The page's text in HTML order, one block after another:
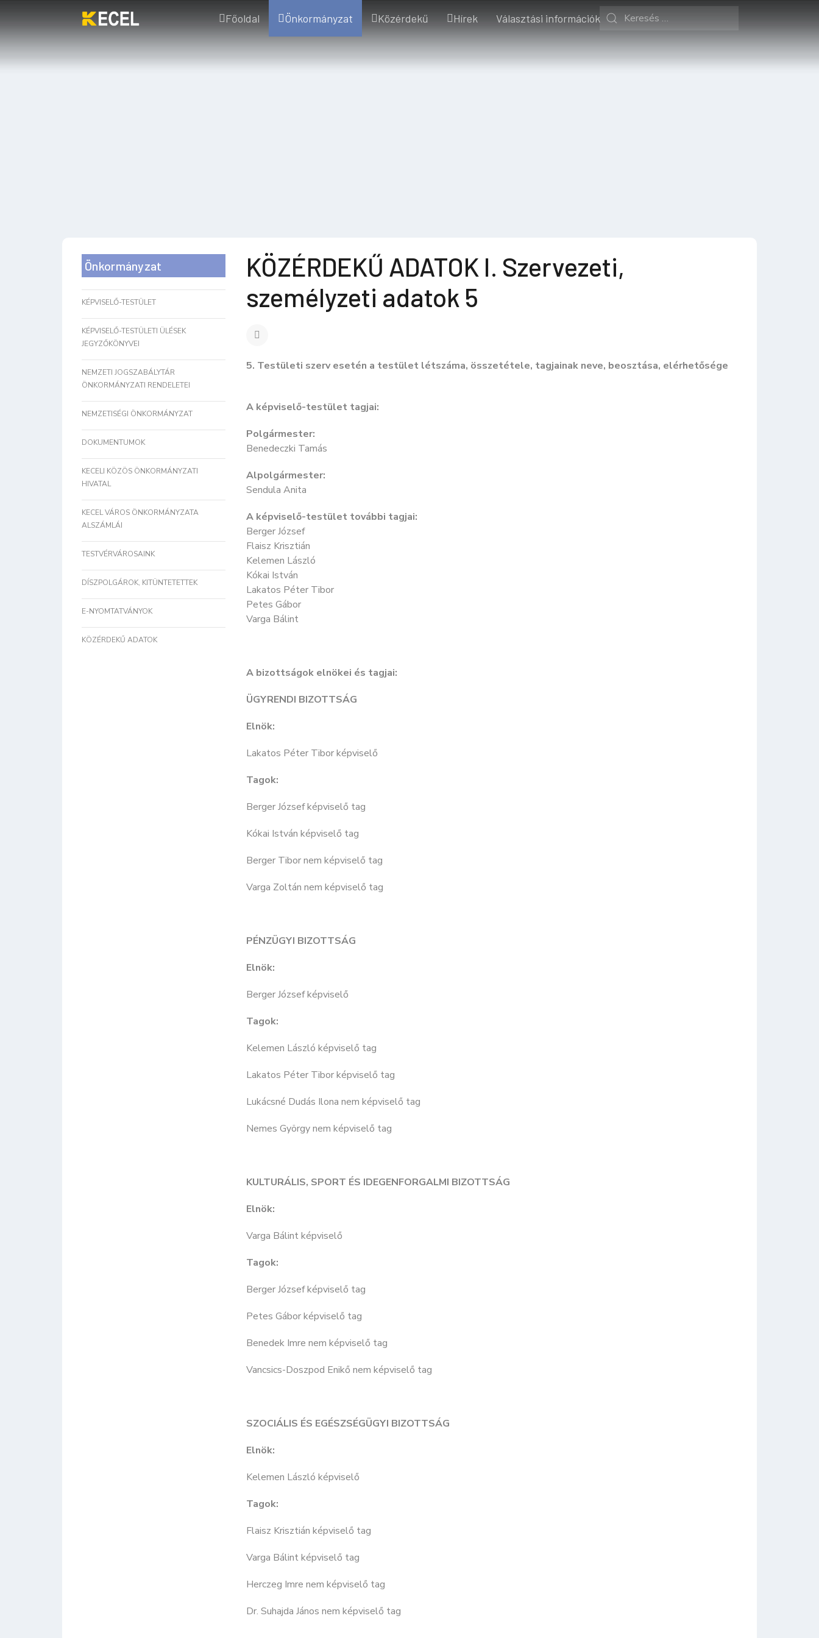
Főoldal Önkormányzat Közérdekű Hírek Választási információk
Önkormányzat
KÉPVISELŐ-TESTÜLET
KÉPVISELŐ-TESTÜLETI ÜLÉSEK
JEGYZŐKÖNYVEI
NEMZETI JOGSZABÁLYTÁR
ÖNKORMÁNYZATI RENDELETEI
NEMZETISÉGI ÖNKORMÁNYZAT
DOKUMENTUMOK
KECELI KÖZÖS ÖNKORMÁNYZATI
HIVATAL
KECEL VÁROS ÖNKORMÁNYZATA
ALSZÁMLÁI
TESTVÉRVÁROSAINK
DÍSZPOLGÁROK, KITÜNTETETTEK
E-NYOMTATVÁNYOK
KÖZÉRDEKŰ ADATOK
KÖZÉRDEKŰ ADATOK I. Szervezeti,
személyzeti adatok 5
5. Testületi szerv esetén a testület létszáma, összetétele, tagjainak neve, beosztása, elérhetősége
A képviselő-testület tagjai:
Polgármester:
Benedeczki Tamás
Alpolgármester:
Sendula Anita
A képviselő-testület további tagjai:
Berger József
Flaisz Krisztián
Kelemen László
Kókai István
Lakatos Péter Tibor
Petes Gábor
Varga Bálint
A bizottságok elnökei és tagjai:
ÜGYRENDI BIZOTTSÁG
Elnök:
Lakatos Péter Tibor képviselő
Tagok:
Berger József képviselő tag
Kókai István képviselő tag
Berger Tibor nem képviselő tag
Varga Zoltán nem képviselő tag
PÉNZÜGYI BIZOTTSÁG
Elnök:
Berger József képviselő
Tagok:
Kelemen László képviselő tag
Lakatos Péter Tibor képviselő tag
Lukácsné Dudás Ilona nem képviselő tag
Nemes György nem képviselő tag
KULTURÁLIS, SPORT ÉS IDEGENFORGALMI BIZOTTSÁG
Elnök:
Varga Bálint képviselő
Tagok:
Berger József képviselő tag
Petes Gábor képviselő tag
Benedek Imre nem képviselő tag
Vancsics-Doszpod Enikő nem képviselő tag
SZOCIÁLIS ÉS EGÉSZSÉGÜGYI BIZOTTSÁG
Elnök:
Kelemen László képviselő
Tagok:
Flaisz Krisztián képviselő tag
Varga Bálint képviselő tag
Herczeg Imre nem képviselő tag
Dr. Suhajda János nem képviselő tag